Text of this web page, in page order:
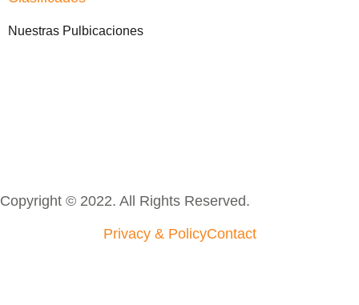
Nuestras Pulbicaciones
Copyright © 2022. All Rights Reserved.
Privacy & PolicyContact